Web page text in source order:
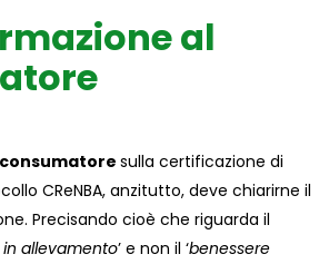
al
sulla certificazione di
CReNBA, anzitutto, deve chiarirne il
Precisando cioè che riguarda il
allevamento’ e non il ‘benessere